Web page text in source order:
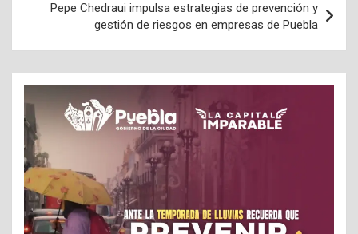
Pepe Chedraui impulsa estrategias de prevención y
gestión de riesgos en empresas de Puebla